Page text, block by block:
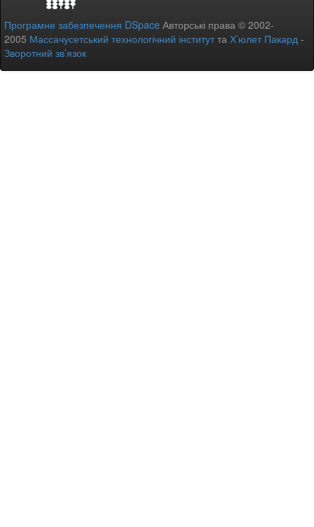
Програмне забезпечення DSpace Авторські права © 2002-
2005 Массачусетський технологічний інститутта Х’юлет Пакард -
Зворотний зв’язок